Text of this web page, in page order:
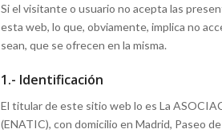
Si el visitante o usuario no acepta las
esta web, lo que, obviamente, implica no
sean, que se ofrecen en la misma.
1.- Identificación
El titular de este sitio web lo es La
(ENATIC), con domicilio en Madrid, Paseo